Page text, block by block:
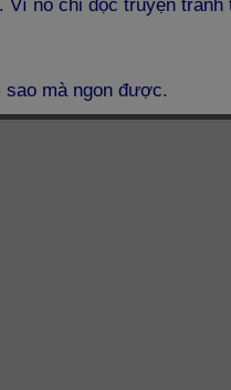
nó chỉ đọc truyện tranh
sao mà ngon được.